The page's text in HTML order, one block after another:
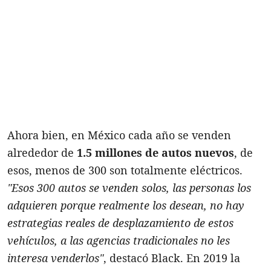
Ahora bien, en México cada año se venden
alrededor de 1.5 millones de autos nuevos, de
esos, menos de 300 son totalmente eléctricos.
"Esos 300 autos se venden solos, las personas los
adquieren porque realmente los desean, no hay
estrategias reales de desplazamiento de estos
vehículos, a las agencias tradicionales no les
interesa venderlos", destacó Black. En 2019 la